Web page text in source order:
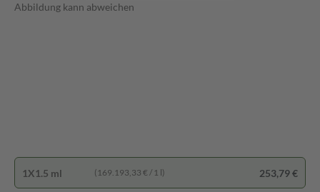
Abbildung kann abweichen
1X1.5 ml (169.193,33 € / 1 l) 253,79 €